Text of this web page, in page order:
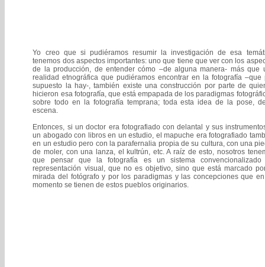
Yo creo que si pudiéramos resumir la investigación de esa
tenemos dos aspectos importantes: uno que tiene que ver con los
de la producción, de entender cómo –de alguna manera- más que
realidad etnográfica que pudiéramos encontrar en la fotografía –que
supuesto la hay-, también existe una construcción por parte de
hicieron esa fotografía, que está empapada de los paradigmas
sobre todo en la fotografía temprana; toda esta idea de la pose,
escena.
Entonces, si un doctor era fotografiado con delantal y sus
un abogado con libros en un estudio, el mapuche era fotografiado
en un estudio pero con la parafernalia propia de su cultura, con una
de moler, con una lanza, el kultrún, etc. A raíz de esto, nosotros
que pensar que la fotografía es un sistema
representación visual, que no es objetivo, sino que está marcado
mirada del fotógrafo y por los paradigmas y las concepciones que
momento se tienen de estos pueblos originarios.